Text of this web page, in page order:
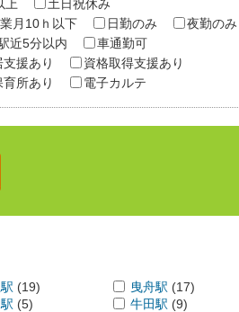
上
土日祝休み
月10ｈ以下 日勤のみ
夜勤のみ
近5分以内
車通勤可
支援あり
資格取得支援あり
育所あり 電子カルテ
(19) 曳舟駅 (17)
(5) 牛田駅 (9)